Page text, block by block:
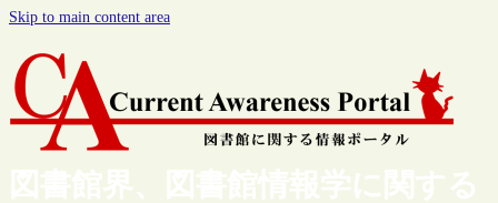
Skip to main content area
図書館界、図書館情報学に関する